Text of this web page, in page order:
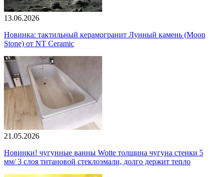
13.06.2026
Новинка: тактильный керамогранит Лунный камень (Moon
Stone) от NT Ceramic
21.05.2026
Новинки! чугунные ванны Wotte толщина чугуна стенки 5
мм/ 3 слоя титановой стеклоэмали, долго держит тепло